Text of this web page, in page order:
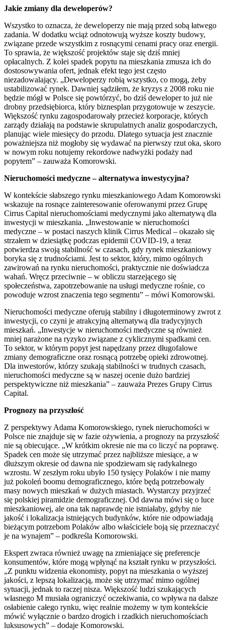
Jakie zmiany dla deweloperów?
Wszystko to oznacza, że deweloperzy nie mają przed sobą łatwego
zadania. W dodatku wciąż odnotowują wyższe koszty budowy,
związane przede wszystkim z rosnącymi cenami pracy oraz energii.
To sprawia, że większość projektów staje się dziś mniej
opłacalnych. Z kolei spadek popytu na mieszkania zmusza ich do
dostosowywania ofert, jednak efekt tego jest często
niezadowalający. „Deweloperzy robią wszystko, co mogą, żeby
ustabilizować rynek. Dawniej sądziłem, że kryzys z 2008 roku nie
będzie mógł w Polsce się powtórzyć, bo dziś deweloper to już nie
drobny przedsiębiorca, który biznesplan przygotowuje w zeszycie.
Większość rynku zagospodarowały przecież korporacje, których
zarządy działają na podstawie skrupulatnych analiz gospodarczych,
planując wiele miesięcy do przodu. Dlatego sytuacja jest znacznie
poważniejsza niż mogłoby się wydawać na pierwszy rzut oka, skoro
w nowym roku notujemy rekordowe nadwyżki podaży nad
popytem” – zauważa Komorowski.
Nieruchomości medyczne – alternatywa inwestycyjna?
W kontekście słabszego rynku mieszkaniowego Adam Komorowski
wskazuje na rosnące zainteresowanie oferowanymi przez Grupę
Cirrus Capital nieruchomościami medycznymi jako alternatywą dla
inwestycji w mieszkania. „Inwestowanie w nieruchomości
medyczne – w postaci naszych klinik Cirrus Medical – okazało się
strzałem w dziesiątkę podczas epidemii COVID-19, a teraz
potwierdza swoją stabilność w czasach, gdy rynek mieszkaniowy
boryka się z trudnościami. Jest to sektor, który, mimo ogólnych
zawirowań na rynku nieruchomości, praktycznie nie doświadcza
wahań. Wręcz przeciwnie – w obliczu starzejącego się
społeczeństwa, zapotrzebowanie na usługi medyczne rośnie, co
powoduje wzrost znaczenia tego segmentu” – mówi Komorowski.
Nieruchomości medyczne oferują stabilny i długoterminowy zwrot z
inwestycji, co czyni je atrakcyjną alternatywą dla tradycyjnych
mieszkań. „Inwestycje w nieruchomości medyczne są również
mniej narażone na ryzyko związane z cyklicznymi spadkami cen.
To sektor, w którym popyt jest napędzany przez długofalowe
zmiany demograficzne oraz rosnącą potrzebę opieki zdrowotnej.
Dla inwestorów, którzy szukają stabilności w trudnych czasach,
nieruchomości medyczne są w naszej ocenie dużo bardziej
perspektywiczne niż mieszkania” – zauważa Prezes Grupy Cirrus
Capital.
Prognozy na przyszłość
Z perspektywy Adama Komorowskiego, rynek nieruchomości w
Polsce nie znajduje się w fazie ożywienia, a prognozy na przyszłość
nie są obiecujące. „W krótkim okresie nie ma co liczyć na poprawę.
Spadek cen może się utrzymać przez najbliższe miesiące, a w
dłuższym okresie od dawna nie spodziewam się radykalnego
wzrostu. W zeszłym roku ubyło 150 tysięcy Polaków i nie mamy
już pokoleń boomu demograficznego, które będą potrzebowały
masy nowych mieszkań w dużych miastach. Wystarczy przyjrzeć
się polskiej piramidzie demograficznej. Od dawna mówi się o luce
mieszkaniowej, ale ona tak naprawdę nie istniałaby, gdyby nie
jakość i lokalizacja istniejących budynków, które nie odpowiadają
bieżącym potrzebom Polaków albo właściciele boją się przeznaczyć
je na wynajem” – podkreśla Komorowski.
Ekspert zwraca również uwagę na zmieniające się preferencje
konsumentów, które mogą wpłynąć na kształt rynku w przyszłości.
„Z punktu widzenia ekonomisty, popyt na mieszkania o wyższej
jakości, z lepszą lokalizacją, może się utrzymać mimo ogólnej
sytuacji, jednak to raczej nisza. Większość ludzi szukających
własnego M musiała ograniczyć oczekiwania, co wpływa na dalsze
osłabienie całego rynku, więc realnie możemy w tym kontekście
mówić wyłącznie o bardzo drogich i rzadkich nieruchomościach
luksusowych” – dodaje Komorowski.